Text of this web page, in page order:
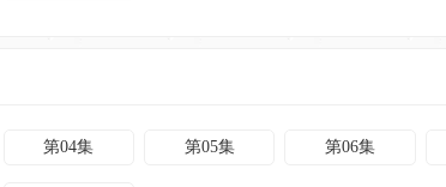
第04集 第05集 第06集